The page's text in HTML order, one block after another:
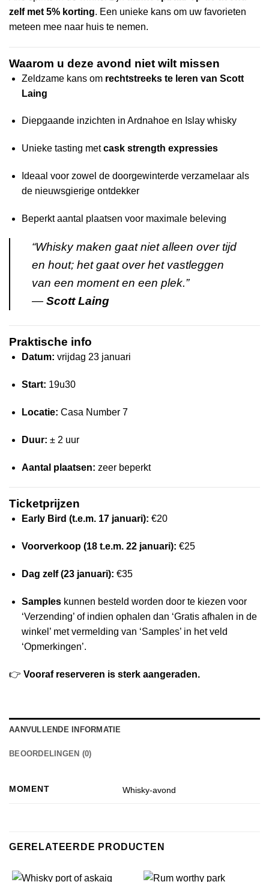
zelf met 5% korting. Een unieke kans om uw favorieten
meteen mee naar huis te nemen.
Waarom u deze avond niet wilt missen
Zeldzame kans om rechtstreeks te leren van Scott
Laing
Diepgaande inzichten in Ardnahoe en Islay whisky
Unieke tasting metcask strength expressies
Ideaal voor zowel de doorgewinterde verzamelaar als
de nieuwsgierige ontdekker
Beperkt aantal plaatsen voor maximale beleving
“Whisky maken gaat niet alleen over tijd
en hout; het gaat over het vastleggen
van een moment en een plek.”
— Scott Laing
Praktische info
Datum: vrijdag 23 januari
Start: 19u30
Locatie: Casa Number 7
Duur: ± 2 uur
Aantal plaatsen: zeer beperkt
Ticketprijzen
Early Bird (t.e.m. 17 januari): €20
Voorverkoop (18 t.e.m. 22 januari): €25
Dag zelf (23 januari): €35
Sampleskunnen besteld worden door te kiezen voor
‘Verzending’ of indien ophalen dan ‘Gratis afhalen in de
winkel’ met vermelding van ‘Samples’ in het veld
‘Opmerkingen’.
👉 Vooraf reserveren is sterk aangeraden.
AANVULLENDE INFORMATIE
BEOORDELINGEN (0)
MOMENT Whisky-avond
GERELATEERDE PRODUCTEN